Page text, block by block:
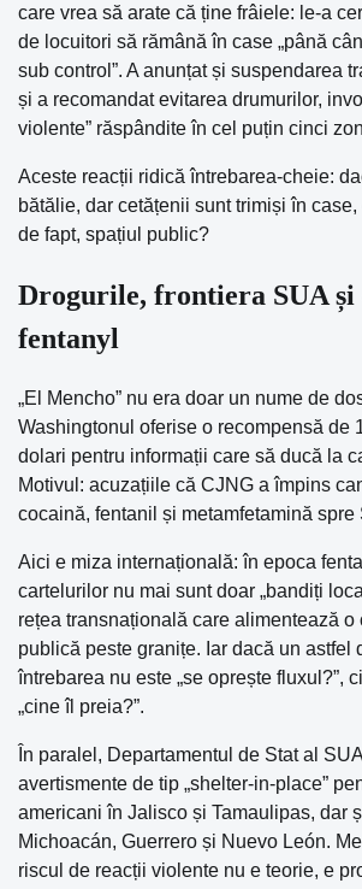
care vrea să arate că ține frâiele: le-a
de locuitori să rămână în case „până
sub control”. A anunțat și suspendarea
și a recomandat evitarea drumurilor,
violente” răspândite în cel puțin cinci
Aceste reacții ridică întrebarea-cheie:
bătălie, dar cetățenii sunt trimiși în
de fapt, spațiul public?
Drogurile, frontiera SUA și
fentanyl
„El Mencho” nu era doar un nume de
Washingtonul oferise o recompensă de
dolari pentru informații care să ducă la
Motivul: acuzațiile că CJNG a împins
cocaină, fentanil și metamfetamină spre
Aici e miza internațională: în epoca
cartelurilor nu mai sunt doar „bandiți
rețea transnațională care alimentează o
publică peste granițe. Iar dacă un astfel
întrebarea nu este „se oprește fluxul?”,
„cine îl preia?”.
În paralel, Departamentul de Stat al
avertismente de tip „shelter-in-place”
americani în Jalisco și Tamaulipas, dar
Michoacán, Guerrero și Nuevo León.
riscul de reacții violente nu e teorie, e